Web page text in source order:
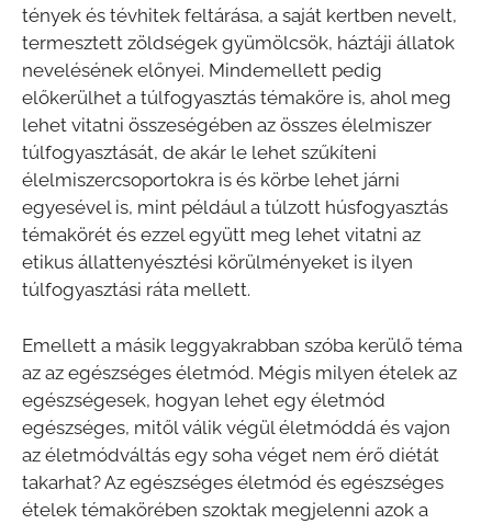
tények és tévhitek feltárása, a saját kertben nevelt,
termesztett zöldségek gyümölcsök, háztáji állatok
nevelésének előnyei. Mindemellett pedig
előkerülhet a túlfogyasztás témaköre is, ahol meg
lehet vitatni összeségében az összes élelmiszer
túlfogyasztását, de akár le lehet szűkíteni
élelmiszercsoportokra is és körbe lehet járni
egyesével is, mint például a túlzott húsfogyasztás
témakörét és ezzel együtt meg lehet vitatni az
etikus állattenyésztési körülményeket is ilyen
túlfogyasztási ráta mellett.
Emellett a másik leggyakrabban szóba kerülő téma
az az egészséges életmód. Mégis milyen ételek az
egészségesek, hogyan lehet egy életmód
egészséges, mitől válik végül életmóddá és vajon
az életmódváltás egy soha véget nem érő diétát
takarhat? Az egészséges életmód és egészséges
ételek témakörében szoktak megjelenni azok a